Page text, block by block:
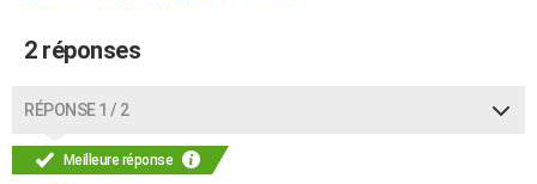
Service militaire
Avis de recherche
FORUM
2 réponses
RÉPONSE 1 / 2
Meilleure réponse